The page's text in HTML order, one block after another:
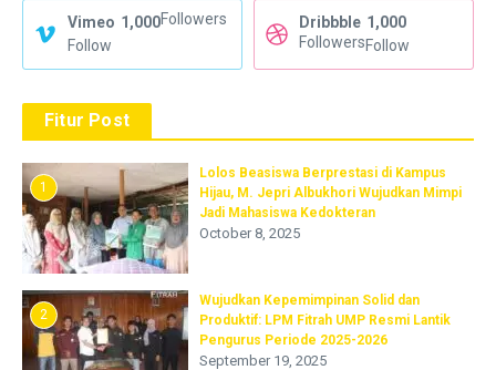
Vimeo 1,000Followers
Follow
Dribbble 1,000
FollowersFollow
Fitur Post
1
Lolos Beasiswa Berprestasi di Kampus
Hijau, M. Jepri Albukhori Wujudkan Mimpi
Jadi Mahasiswa Kedokteran
October 8, 2025
2
Wujudkan Kepemimpinan Solid dan
Produktif: LPM Fitrah UMP Resmi Lantik
Pengurus Periode 2025-2026
September 19, 2025